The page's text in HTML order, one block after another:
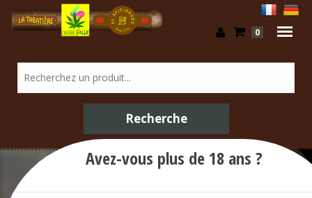
0
Avez-vous plus de 18 ans ?